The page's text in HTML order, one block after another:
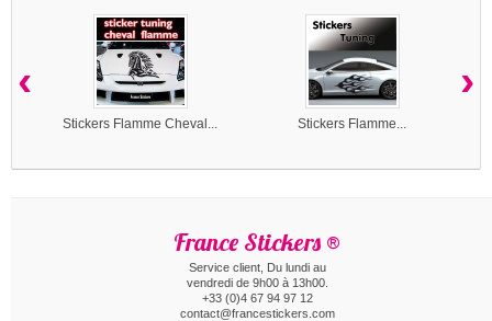
Stickers Flamme Cheval... Stickers Flamme...
‹ ›
France Stickers ®
Service client, Du lundi au
vendredi de 9h00 à 13h00.
+33 (0)4 67 94 97 12
contact@francestickers.com